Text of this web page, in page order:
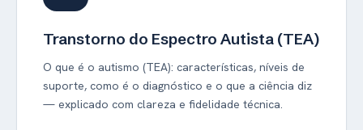
Transtorno do Espectro Autista (TEA)
O que é o autismo (TEA): características, níveis de
suporte, como é o diagnóstico e o que a ciência diz
— explicado com clareza e fidelidade técnica.